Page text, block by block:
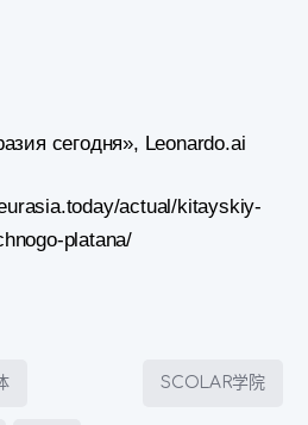
сегодня», Leonardo.ai
actual/kitayskiy-
platana/
SCOLAR学院